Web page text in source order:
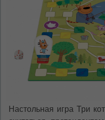
Настольная игра Три